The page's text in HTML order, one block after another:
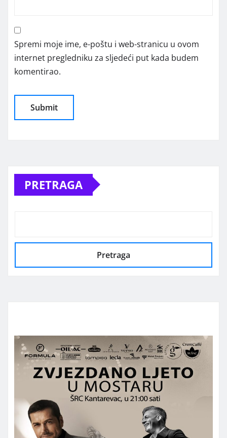
Spremi moje ime, e-poštu i web-stranicu u ovom
internet pregledniku za sljedeći put kada budem
komentirao.
PRETRAGA
Pretraga